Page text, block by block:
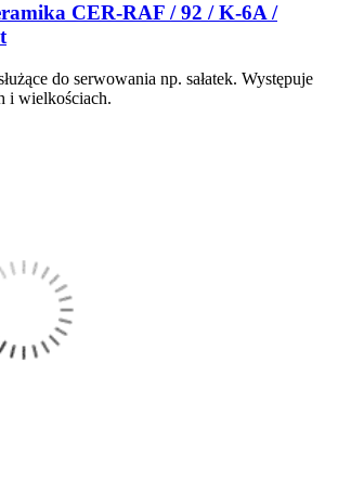
CER-RAF / 92 / K-6A /
do serwowania np. sałatek. Występuje
i wielkościach.